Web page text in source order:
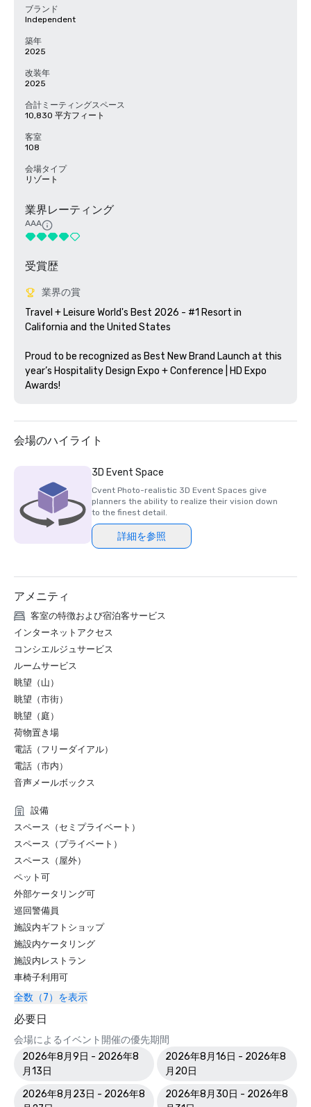
ブランド
Independent
築年
2025
改装年
2025
合計ミーティングスペース
10,830 平方フィート
客室
108
会場タイプ
リゾート
業界レーティング
AAA
受賞歴
業界の賞
Travel + Leisure World's Best 2026 - #1 Resort in
California and the United States
Proud to be recognized as Best New Brand Launch at this
year’s Hospitality Design Expo + Conference | HD Expo
Awards!
会場のハイライト
3D Event Space
Cvent Photo-realistic 3D Event Spaces give
planners the ability to realize their vision down
to the finest detail.
詳細を参照
アメニティ
客室の特徴および宿泊客サービス
インターネットアクセス
コンシエルジュサービス
ルームサービス
眺望（山）
眺望（市街）
眺望（庭）
荷物置き場
電話（フリーダイアル）
電話（市内）
音声メールボックス
設備
スペース（セミプライベート）
スペース（プライベート）
スペース（屋外）
ペット可
外部ケータリング可
巡回警備員
施設内ギフトショップ
施設内ケータリング
施設内レストラン
車椅子利用可
全数（7）を表示
必要日
会場によるイベント開催の優先期間
2026年8月9日 - 2026年8
月13日
2026年8月16日 - 2026年8
月20日
2026年8月23日 - 2026年8
2026年8月30日 - 2026年8